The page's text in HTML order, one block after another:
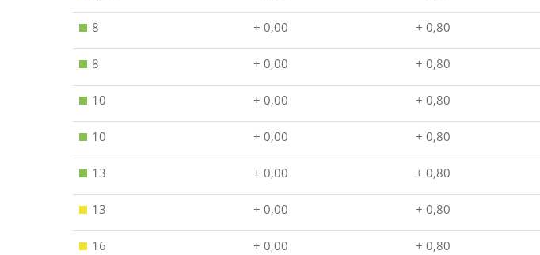
8 + 0,00 + 0,80
8 + 0,00 + 0,80
10 + 0,00 + 0,80
10 + 0,00 + 0,80
13 + 0,00 + 0,80
13 + 0,00 + 0,80
16 + 0,00 + 0,80